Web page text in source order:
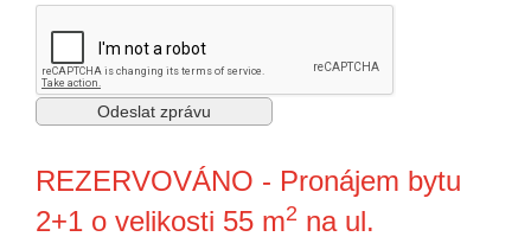
REZERVOVÁNO - Pronájem bytu
2+1 o velikosti 55 m2 na ul.